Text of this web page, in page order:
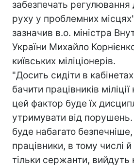
забезпечать
руху у проблемних
зазначив в.о. міністра
України Михайло
київських мiлiцiонерiв.
"Досить сидіти в
бачити працівників
цей фактор буде їх
утримувати від
буде набагато
працівники, в тому числі
тільки сержанти, вийдуть